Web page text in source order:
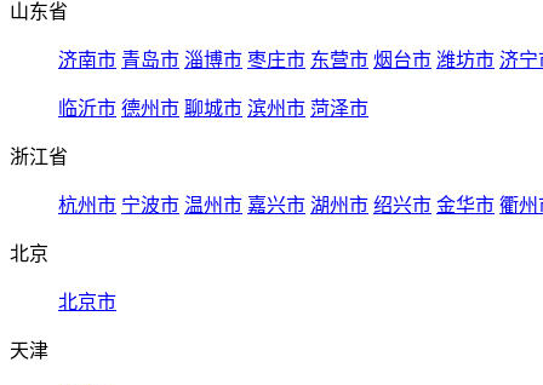
山东省
济南市 青岛市 淄博市 枣庄市 东营市 烟台市 潍坊市 济宁
临沂市 德州市 聊城市 滨州市 菏泽市
浙江省
杭州市 宁波市 温州市 嘉兴市 湖州市 绍兴市 金华市 衢州
北京
北京市
天津